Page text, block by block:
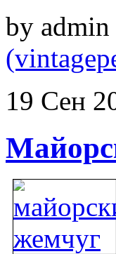
by admin
19 Сен